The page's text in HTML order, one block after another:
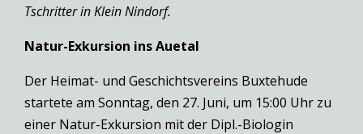
Tschritter in Klein Nindorf.
Natur-Exkursion ins Auetal
Der Heimat- und Geschichtsvereins Buxtehude
startete am Sonntag, den 27. Juni, um 15:00 Uhr zu
einer Natur-Exkursion mit der Dipl.-Biologin